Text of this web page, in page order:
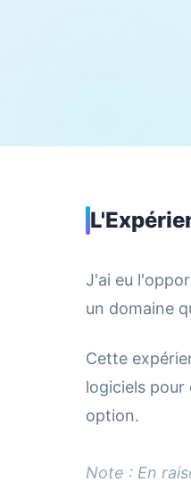
J'ai eu
un domaine
Cette
logiciels
option.
Note : En